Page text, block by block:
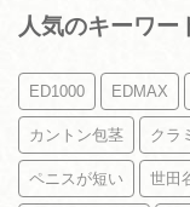
人気のキーワー
ED1000 EDMAX
カントン包茎 クラ
ペニスが短い 世田